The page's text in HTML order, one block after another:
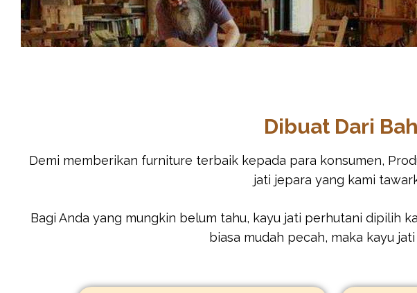
Dibuat Dari
Demi memberikan furniture terbaik kepada para konsumen,
jati jepara yang kami
Bagi Anda yang mungkin belum tahu, kayu jati perhutani dipilih
biasa mudah pecah, maka kayu